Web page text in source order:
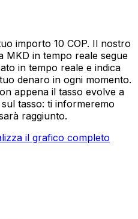
importo 10 COP. Il nostro
MKD in tempo reale segue
in tempo reale e indica
denaro in ogni momento.
appena il tasso evolve a
tasso: ti informeremo
raggiunto.
il grafico completo